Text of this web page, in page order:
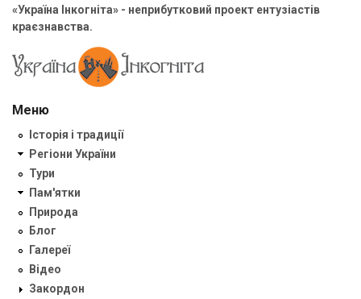
«Україна Інкогніта» - неприбутковий проект ентузіастів
краєзнавства.
Меню
Історія і традиції
Регіони України
Тури
Пам'ятки
Природа
Блог
Галереї
Відео
Закордон